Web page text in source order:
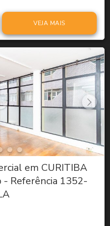
VEJA MAIS
em CURITIBA
- Referência 1352-